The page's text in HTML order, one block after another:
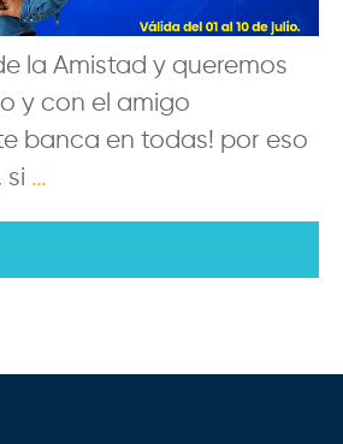
la Amistad y queremos
y con el amigo
banca en todas! por eso
si …